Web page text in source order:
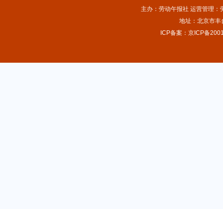
主办：劳动午报社 运营管理
地址：北京市
ICP备案：京ICP备